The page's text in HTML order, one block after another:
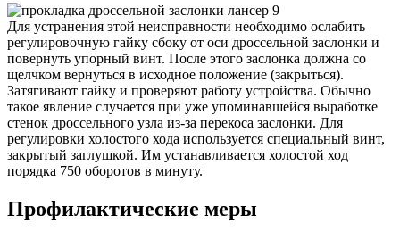
Для устранения этой неисправности необходимо ослабить
регулировочную гайку сбоку от оси дроссельной заслонки и
повернуть упорный винт. После этого заслонка должна со
щелчком вернуться в исходное положение (закрыться).
Затягивают гайку и проверяют работу устройства. Обычно
такое явление случается при уже упоминавшейся выработке
стенок дроссельного узла из-за перекоса заслонки. Для
регулировки холостого хода используется специальный винт,
закрытый заглушкой. Им устанавливается холостой ход
порядка 750 оборотов в минуту.
Профилактические меры